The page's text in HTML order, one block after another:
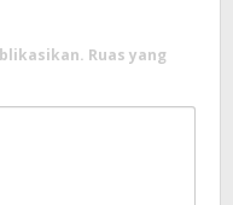
Ruas yang